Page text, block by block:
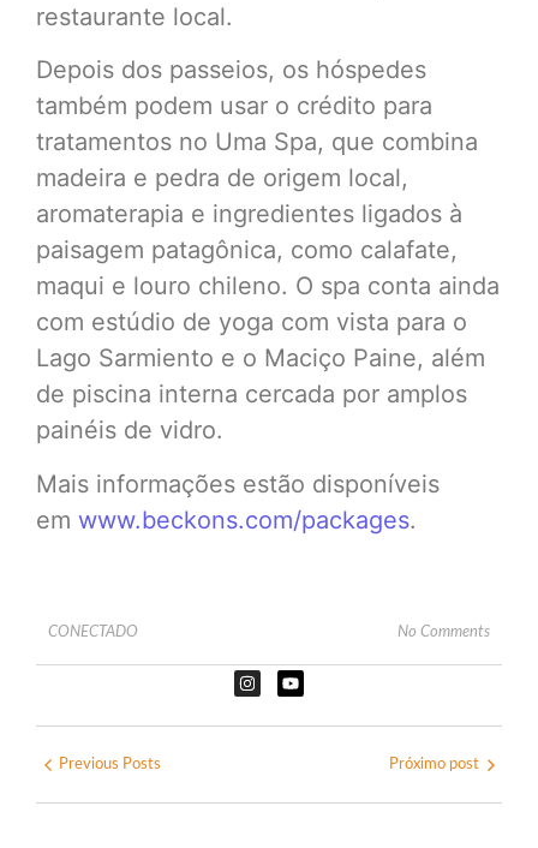
restaurante local.
Depois dos passeios, os hóspedes
também podem usar o crédito para
tratamentos no Uma Spa, que combina
madeira e pedra de origem local,
aromaterapia e ingredientes ligados à
paisagem patagônica, como calafate,
maqui e louro chileno. O spa conta ainda
com estúdio de yoga com vista para o
Lago Sarmiento e o Maciço Paine, além
de piscina interna cercada por amplos
painéis de vidro.
Mais informações estão disponíveis
em www.beckons.com/packages.
CONECTADO No Comments
Previous Posts Próximo post